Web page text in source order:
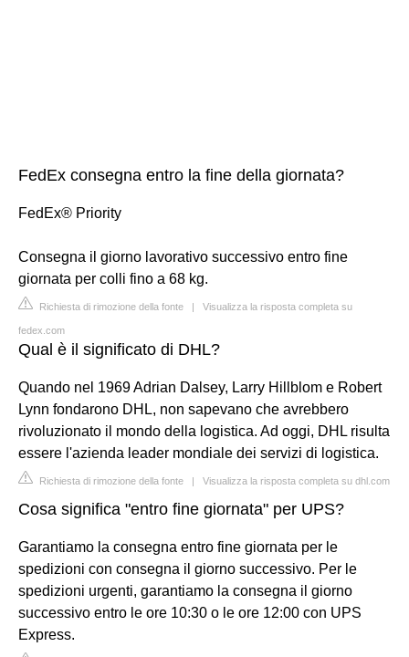
FedEx consegna entro la fine della giornata?
FedEx® Priority
Consegna il giorno lavorativo successivo entro fine
giornata per colli fino a 68 kg.
Richiesta di rimozione della fonte | Visualizza la risposta completa su
fedex.com
Qual è il significato di DHL?
Quando nel 1969 Adrian Dalsey, Larry Hillblom e Robert
Lynn fondarono DHL, non sapevano che avrebbero
rivoluzionato il mondo della logistica. Ad oggi, DHL risulta
essere l'azienda leader mondiale dei servizi di logistica.
Richiesta di rimozione della fonte | Visualizza la risposta completa su dhl.com
Cosa significa "entro fine giornata" per UPS?
Garantiamo la consegna entro fine giornata per le
spedizioni con consegna il giorno successivo. Per le
spedizioni urgenti, garantiamo la consegna il giorno
successivo entro le ore 10:30 o le ore 12:00 con UPS
Express.